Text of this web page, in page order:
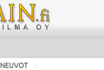
NEUVOT |